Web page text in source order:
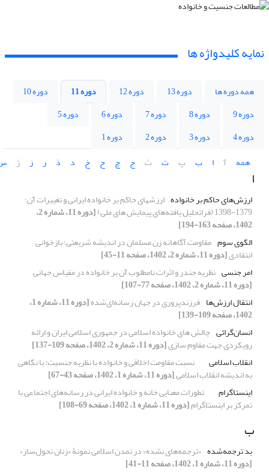
نمایه کلیدواژه ها
همه دوره ها دوره 13 دوره 12 دوره 11
دوره 10
دوره 9
دوره 8 دوره 7 دوره 6
دوره 5
دوره 4
دوره 3 دوره 2
دوره 1
همه
آ ا ب پ ت ث ج چ ح خ د ذ ر ز ژ
ا
ارزش‌های حاکم بر خانواده ارزشهای حاکم بر خانواده ایرانی و تغییرات آن؛
1379-1398 (فراتحلیل یافته‌های پیمایش های ملی) [دوره 11، شماره 2،
1402، صفحه 163-194]
الگوی سوم مقاومت آگاهانه زن مسلمان در اندیشه شریعتی؛ بازخوانی
انتقادی[دوره 11، شماره 2، 1402، صفحه 11-45]
امر جنسی نظریه جندر و اثرات نامطلوب آن بر خانواده در مقیاس جهانی
[دوره 11، شماره 2، 1402، صفحه 77-107]
انتقال ارزش‌ها فرزندپروری در جهان رسانه‌ای‌شده [دوره 11، شماره 1،
1402، صفحه 109-139]
انسان‌گرائی چالش های خانواده اسلامی در جمهوری اسلامی ایران و ارائه
رویکردی جهت مقاوم سازی[دوره 11، شماره 2، 1402، صفحه 109-137]
انقلاب اسلامی
نسبت مقاومت اخلاقی و خانواده با نظریه جنسیت: با نگاهی
به اندیشه انقلاب اسلامی[دوره 11، شماره 1، 1402، صفحه 43-67]
اینستاگرام
تطورات معنایی خانه و خانواده ایرانی در رسانه‌های اجتماعی با
تمرکز بر اینستاگرام[دوره 11، شماره 1، 1402، صفحه 69-108]
ب
بد ترجمه‌شده «ترجمه‌های نشده» در تمدن اسلامی نمونۀ «زنان تحول‌ساز»
[دوره 11، شماره 1، 1402، صفحه 11-41]